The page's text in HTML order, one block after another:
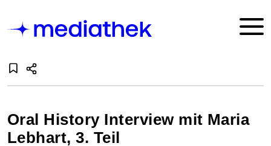
Oral History Interview mit Maria
Lebhart, 3. Teil